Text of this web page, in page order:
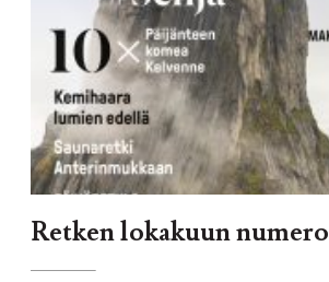
Retken lokakuun numero